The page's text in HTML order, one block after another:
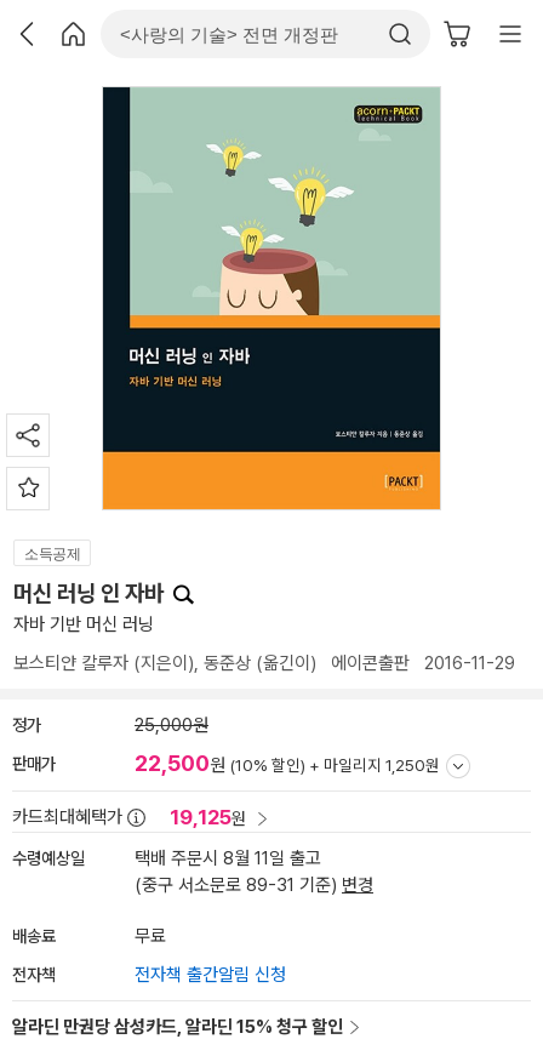
소득공제
머신 러닝 인 자바
자바 기반 머신 러닝
보스티얀 칼루자 (지은이), 동준상 (옮긴이) 에이콘출판 2016-11-29
정가 25,000원
판매가 22,500원 (10% 할인) + 마일리지 1,250원
카드최대혜택가 19,125원
수령예상일
택배 주문시 8월 11일 출고
(중구 서소문로 89-31 기준) 변경
배송료 무료
전자책 전자책 출간알림 신청
알라딘 만권당 삼성카드, 알라딘 15% 청구 할인